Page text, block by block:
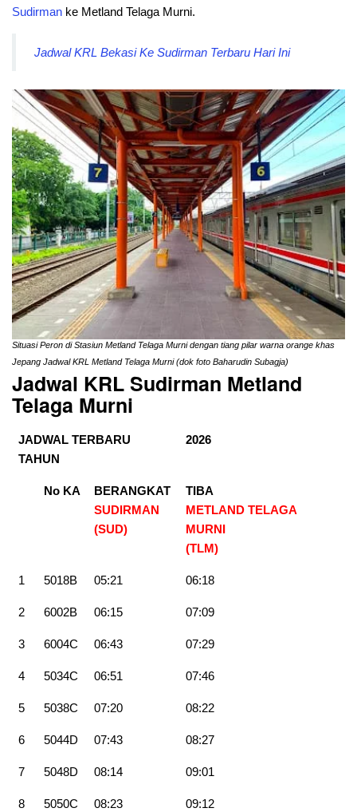
Sudirman ke Metland Telaga Murni.
Jadwal KRL Bekasi Ke Sudirman Terbaru Hari Ini
Situasi Peron di Stasiun Metland Telaga Murni dengan tiang pilar warna orange khas
Jepang Jadwal KRL Metland Telaga Murni (dok foto Baharudin Subagja)
Jadwal KRL Sudirman Metland
Telaga Murni
JADWAL TERBARU
TAHUN
2026
No KA
BERANGKAT
SUDIRMAN
(SUD)
TIBA
METLAND TELAGA
MURNI
(TLM)
1 5018B 05:21 06:18
2 6002B 06:15 07:09
3 6004C 06:43 07:29
4 5034C 06:51 07:46
5 5038C 07:20 08:22
6 5044D 07:43 08:27
7 5048D 08:14 09:01
8 5050C 08:23 09:12